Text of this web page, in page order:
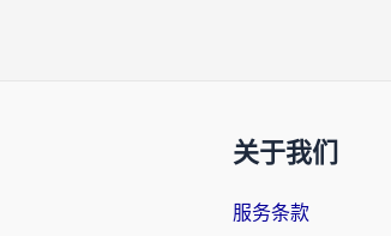
关于我们
服务条款